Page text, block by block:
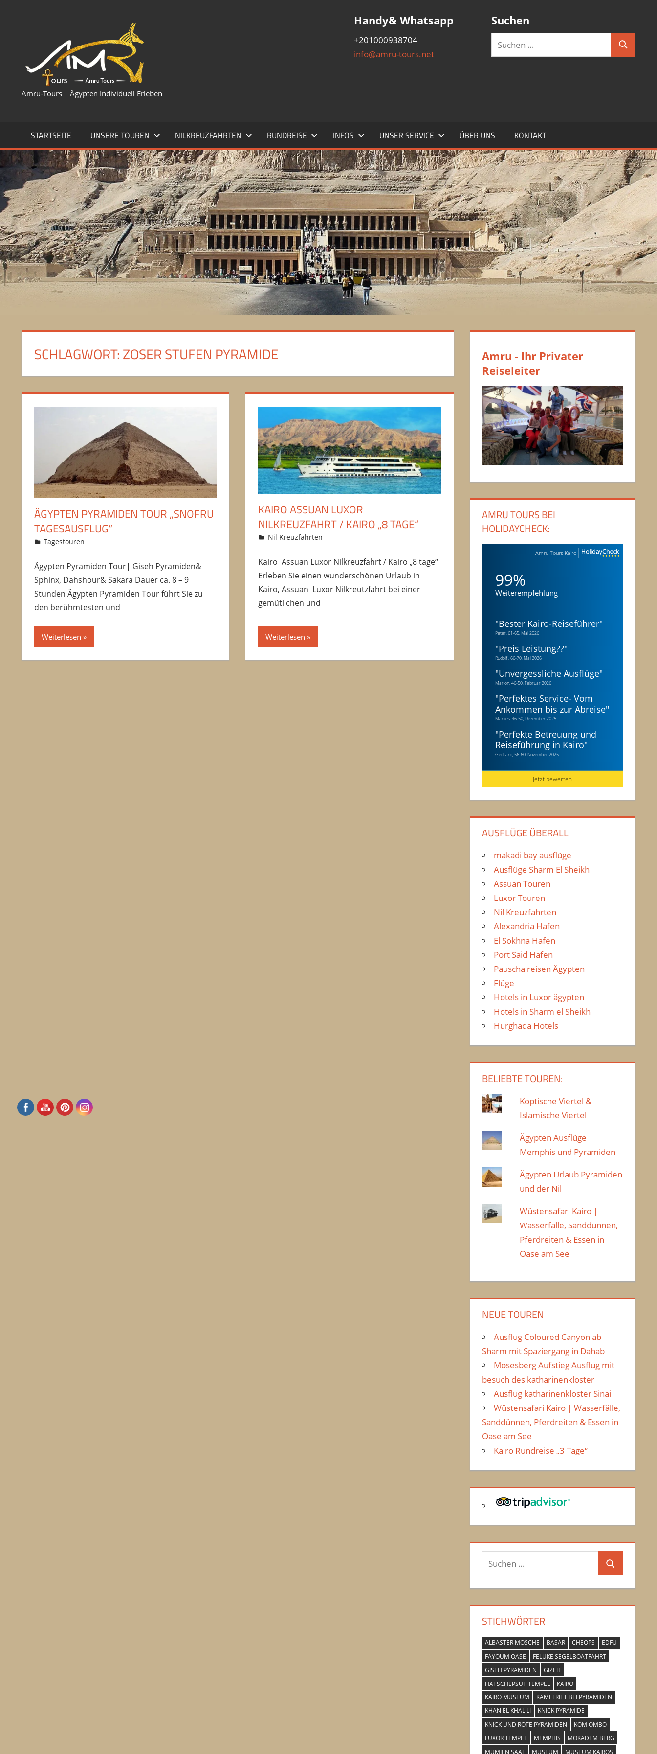
PYRAMIDEN
AUSFLÜGE
&
NILKREUTZFAHRTEN
Amru-Tours | Ägypten Individuell Erleben
Suchen
Suchen
Suchen
Handy& Whatsapp
+201000938704
info@amru-tours.net
STARTSEITE UNSERE TOUREN NILKREUZFAHRTEN RUNDREISE INFOS UNSER SERVICE ÜBER UNS KONTAKT
SCHLAGWORT:ZOSER STUFEN PYRAMIDE
ÄGYPTEN PYRAMIDEN TOUR „SNOFRU
TAGESAUSFLUG“
02/11/2016
Amru
Tagestouren
Ägypten Pyramiden Tour| Giseh Pyramiden&
Sphinx, Dahshour& Sakara Dauer ca. 8 – 9
Stunden Ägypten Pyramiden Tour führt Sie zu
den berühmtesten und
Weiterlesen
KAIRO ASSUAN LUXOR
NILKREUZFAHRT / KAIRO „8 TAGE“
15/10/2016
Amru
Nil Kreuzfahrten
Kairo Assuan Luxor Nilkreuzfahrt / Kairo „8 tage“
Erleben Sie einen wunderschönen Urlaub in
Kairo, Assuan Luxor Nilkreutzfahrt bei einer
gemütlichen und
Weiterlesen
Amru - Ihr Privater
Reiseleiter
AMRU TOURS BEI
HOLIDAYCHECK:
Amru Tours Kairo
99%
Weiterempfehlung
"Bester Kairo-Reiseführer"
Peter, 61-65, Mai 2026
"Preis Leistung??"
Rudolf , 66-70, Mai 2026
"Unvergessliche Ausflüge"
Marion, 46-50, Februar 2026
"Perfektes Service- Vom
Ankommen bis zur Abreise"
Marlies, 46-50, Dezember 2025
"Perfekte Betreuung und
Reiseführung in Kairo"
Gerhard, 56-60, November 2025
Jetzt bewerten
AUSFLÜGE ÜBERALL
makadi bay ausflüge
Ausflüge Sharm El Sheikh
Assuan Touren
Luxor Touren
Nil Kreuzfahrten
Alexandria Hafen
El Sokhna Hafen
Port Said Hafen
Pauschalreisen Ägypten
Flüge
Hotels in Luxor ägypten
Hotels in Sharm el Sheikh
Hurghada Hotels
BELIEBTE TOUREN:
Koptische Viertel &
Islamische Viertel
Ägypten Ausflüge |
Memphis und Pyramiden
Ägypten Urlaub Pyramiden
und der Nil
Wüstensafari Kairo |
Wasserfälle, Sanddünnen,
Pferdreiten & Essen in
Oase am See
NEUE TOUREN
Ausflug Coloured Canyon ab
Sharm mit Spaziergang in Dahab
Mosesberg Aufstieg Ausflug mit
besuch des katharinenkloster
Ausflug katharinenkloster Sinai
Wüstensafari Kairo | Wasserfälle,
Sanddünnen, Pferdreiten & Essen in
Oase am See
Kairo Rundreise „3 Tage“
Suchen
nach:
Suchen
STICHWÖRTER
ALBASTER MOSCHE BASAR CHEOPS
EDFU
FAYOUM OASE
FELUKE SEGELBOATFAHRT
GISEH PYRAMIDEN
GIZEH
HATSCHEPSUT TEMPEL
KAIRO
KAIRO MUSEUM
KAMELRITT BEI PYRAMIDEN
KHAN EL KHALILI
KNICK PYRAMIDE
KNICK UND ROTE PYRAMIDEN
KOM OMBO
LUXOR TEMPEL
MEMPHIS
MOKADEM BERG
MUMIEN SAAL
MUSEUM MUSEUM KAIROS